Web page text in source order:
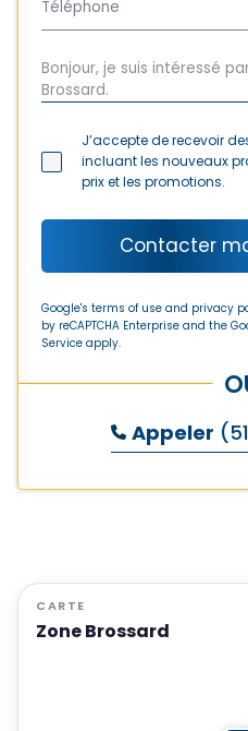
J’accepte de recevoir
incluant les nouveaux
prix et les promotions.
Contacter
Google's terms of use and privacy
by reCAPTCHA Enterprise and the
Service apply.
Appeler
CARTE
Zone Brossard